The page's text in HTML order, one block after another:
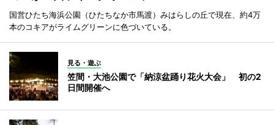
国営ひたち海浜公園（ひたちなか市馬渡）みはらしの丘で現在、約4万
本のコキアがライムグリーンに色づいている。
見る・遊ぶ
笠間・大池公園で「納涼盆踊り花火大会」 初の2
日間開催へ